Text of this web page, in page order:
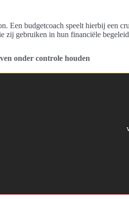
budgetcoach speelt hierbij een
zij gebruiken in hun financiële
onder controle houden